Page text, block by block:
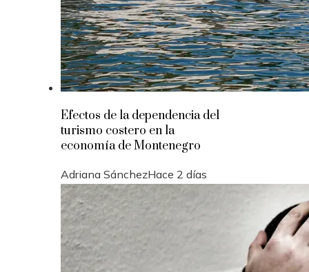
Efectos de la dependencia del
turismo costero en la
economía de Montenegro
Adriana SánchezHace 2 días